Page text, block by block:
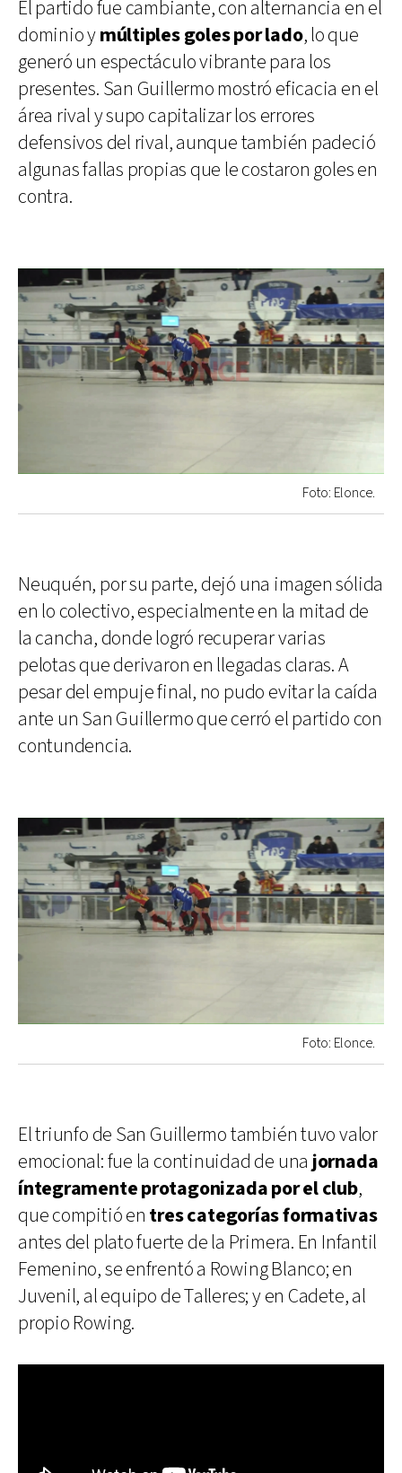
El partido fue cambiante, con alternancia en el
dominio ymúltiples goles por lado, lo que
generó un espectáculo vibrante para los
presentes. San Guillermo mostró eficacia en el
área rival y supo capitalizar los errores
defensivos del rival, aunque también padeció
algunas fallas propias que le costaron goles en
contra.
Foto: Elonce.
Neuquén, por su parte, dejó una imagen sólida
en lo colectivo, especialmente en la mitad de
la cancha, donde logró recuperar varias
pelotas que derivaron en llegadas claras. A
pesar del empuje final, no pudo evitar la caída
ante un San Guillermo que cerró el partido con
contundencia.
Foto: Elonce.
El triunfo de San Guillermo también tuvo valor
emocional: fue la continuidad de una jornada
íntegramente protagonizada por el club,
que compitió en tres categorías formativas
antes del plato fuerte de la Primera. En Infantil
Femenino, se enfrentó a Rowing Blanco; en
Juvenil, al equipo de Talleres; y en Cadete, al
propio Rowing.